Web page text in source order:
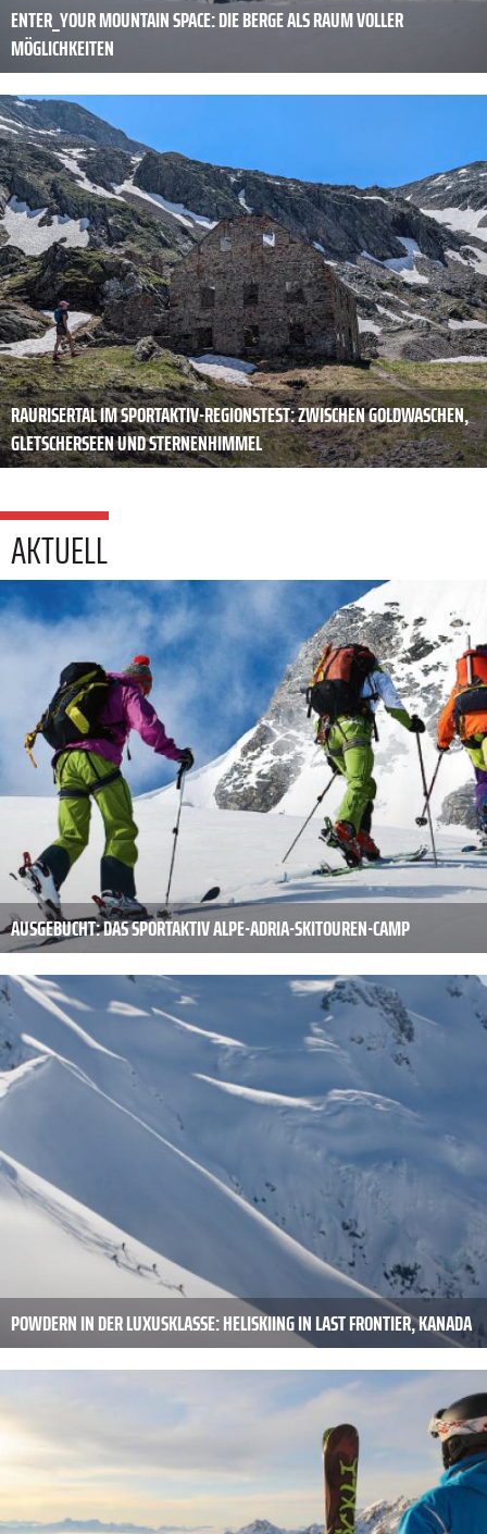
ENTER_YOUR MOUNTAIN SPACE: DIE BERGE ALS RAUM VOLLER
MÖGLICHKEITEN
RAURISERTAL IM SPORTAKTIV-REGIONSTEST: ZWISCHEN GOLDWASCHEN,
GLETSCHERSEEN UND STERNENHIMMEL
AKTUELL
AUSGEBUCHT: DAS SPORTAKTIV ALPE-ADRIA-SKITOUREN-CAMP
POWDERN IN DER LUXUSKLASSE: HELISKIING IN LAST FRONTIER, KANADA